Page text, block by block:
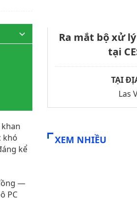
khó
kể
—
PC
Ra mắt bộ xử
tại
TẠI
Las
XEM NHIỀU